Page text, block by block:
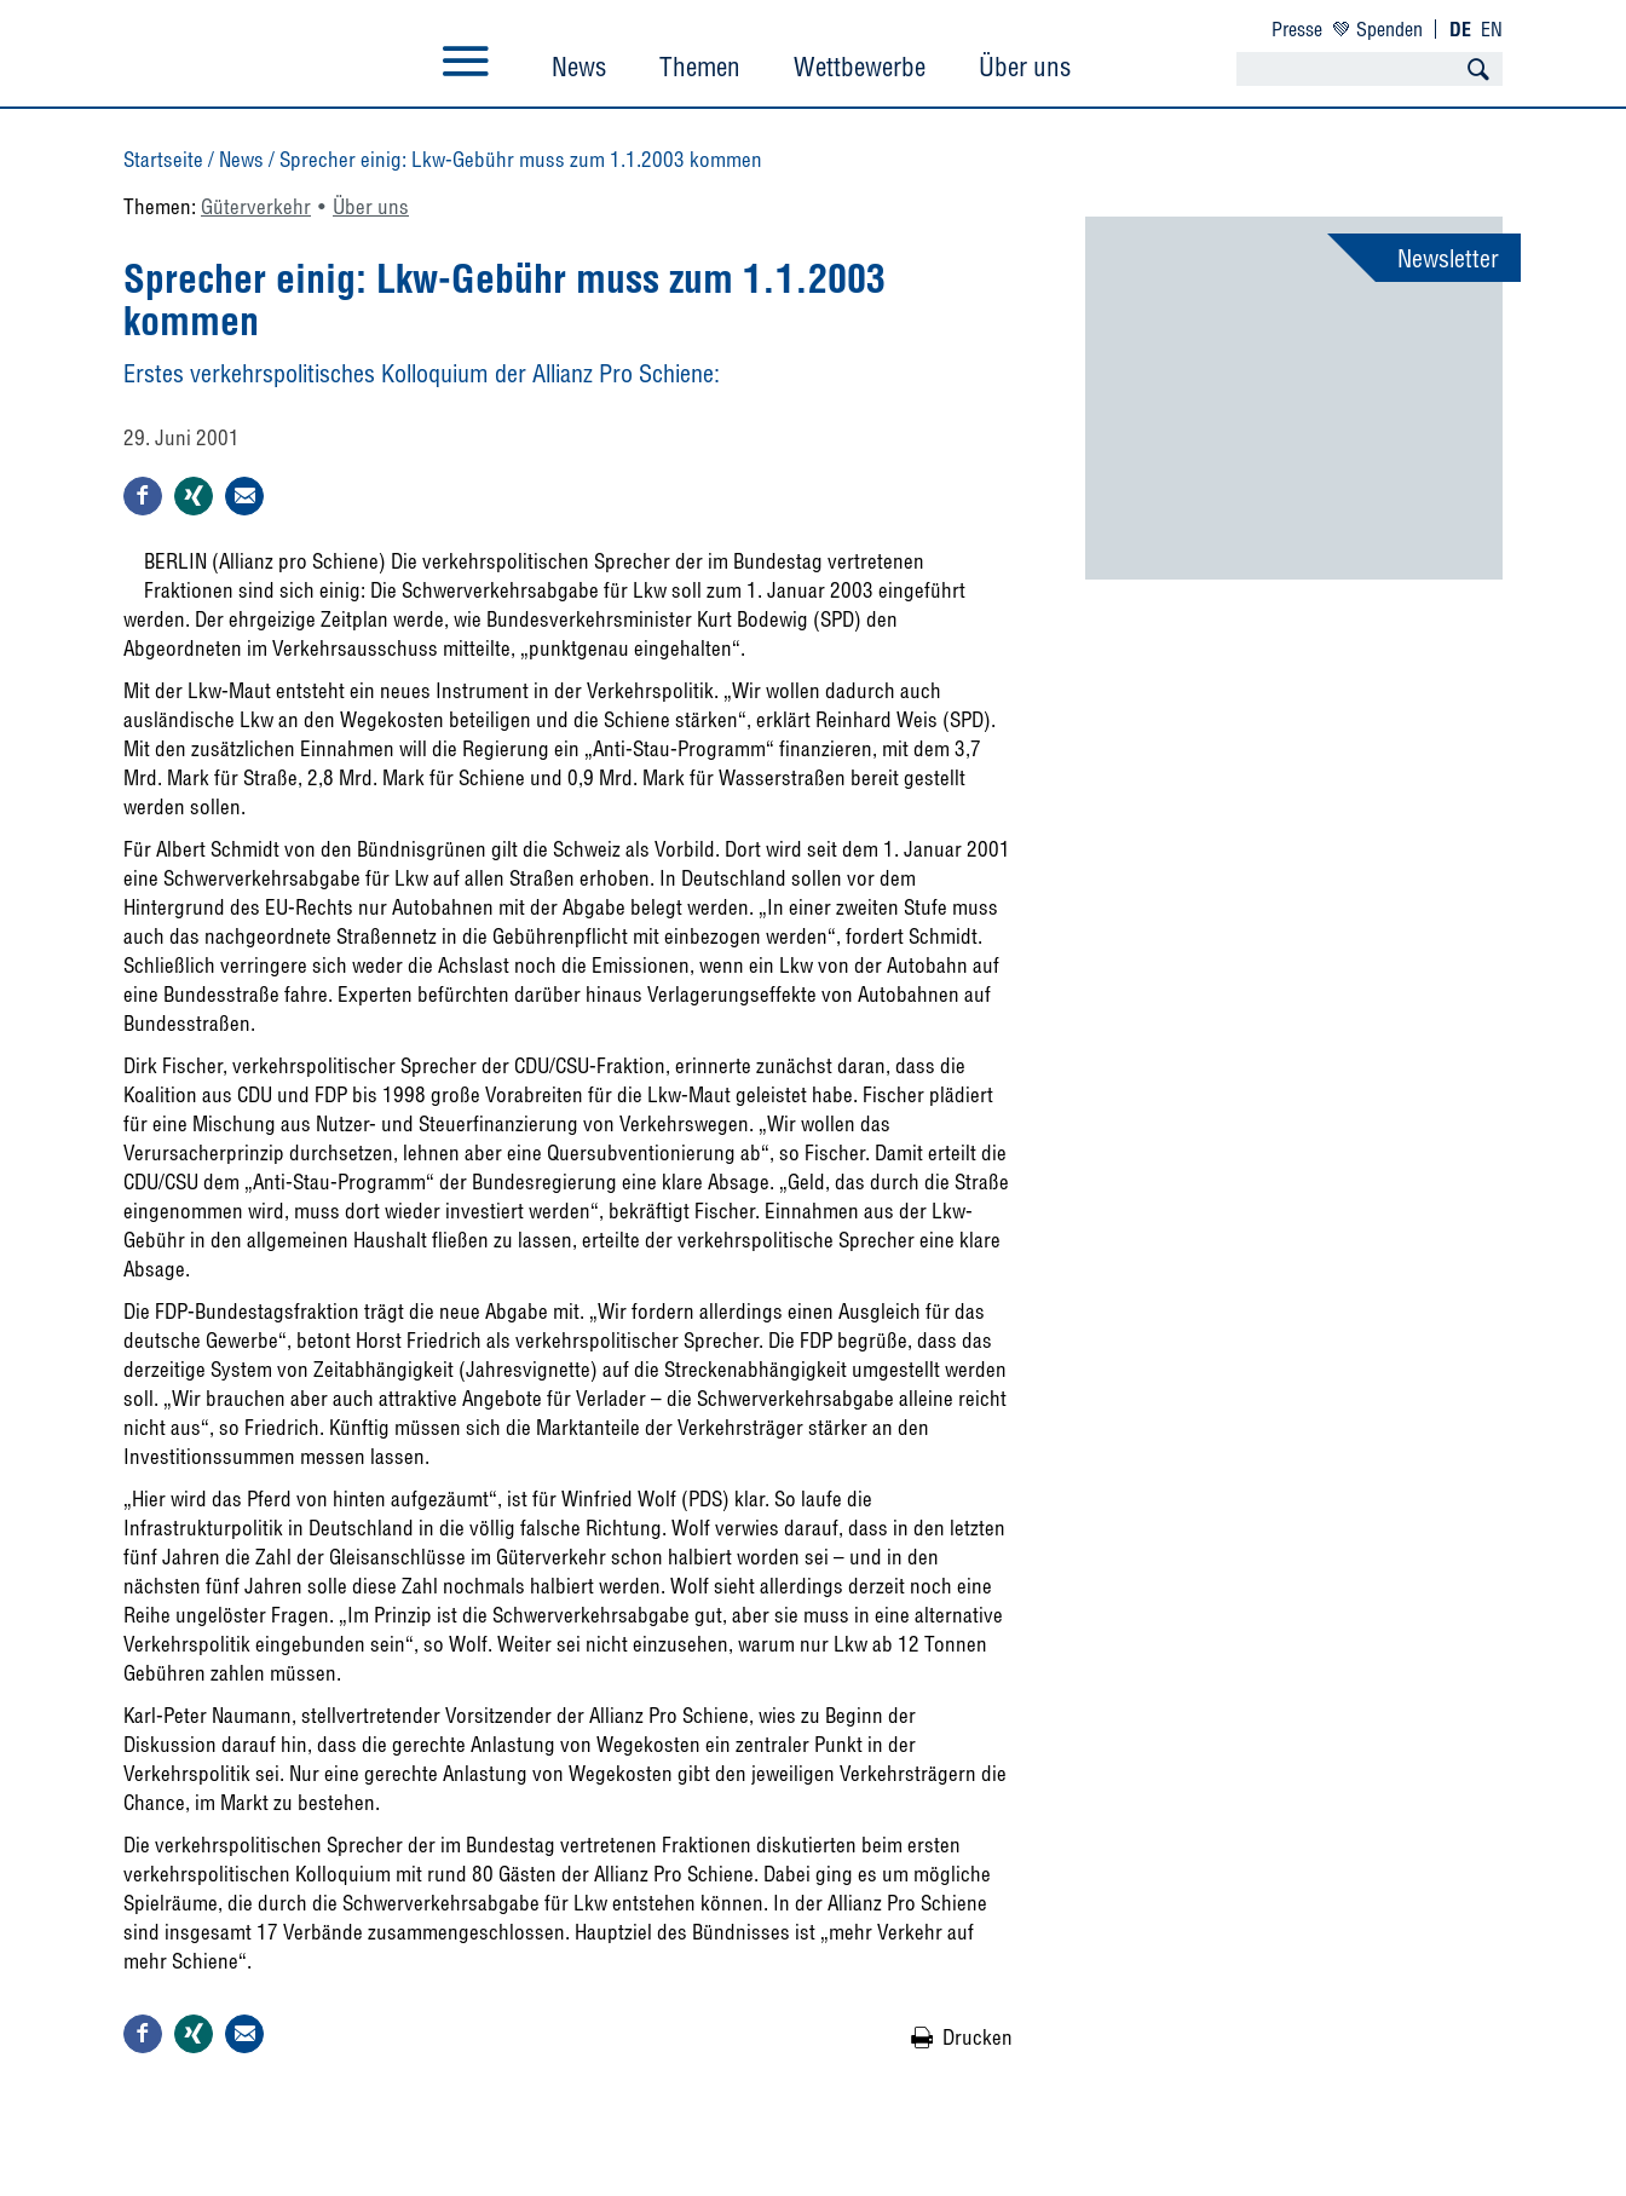
News Themen Wettbewerbe Über uns
Presse 💚 Spenden DE EN
Startseite / News /Sprecher einig: Lkw-Gebühr muss zum 1.1.2003 kommen
Themen: Güterverkehr Über uns
Sprecher einig: Lkw-Gebühr muss zum 1.1.2003
kommen
Erstes verkehrspolitisches Kolloquium der Allianz Pro Schiene:
29. Juni 2001
BERLIN (Allianz pro Schiene) Die verkehrspolitischen Sprecher der im Bundestag vertretenen
Fraktionen sind sich einig: Die Schwerverkehrsabgabe für Lkw soll zum 1. Januar 2003 eingeführt
werden. Der ehrgeizige Zeitplan werde, wie Bundesverkehrsminister Kurt Bodewig (SPD) den
Abgeordneten im Verkehrsausschuss mitteilte, „punktgenau eingehalten“.
Mit der Lkw-Maut entsteht ein neues Instrument in der Verkehrspolitik. „Wir wollen dadurch auch
ausländische Lkw an den Wegekosten beteiligen und die Schiene stärken“, erklärt Reinhard Weis (SPD).
Mit den zusätzlichen Einnahmen will die Regierung ein „Anti-Stau-Programm“ finanzieren, mit dem 3,7
Mrd. Mark für Straße, 2,8 Mrd. Mark für Schiene und 0,9 Mrd. Mark für Wasserstraßen bereit gestellt
werden sollen.
Für Albert Schmidt von den Bündnisgrünen gilt die Schweiz als Vorbild. Dort wird seit dem 1. Januar 2001
eine Schwerverkehrsabgabe für Lkw auf allen Straßen erhoben. In Deutschland sollen vor dem
Hintergrund des EU-Rechts nur Autobahnen mit der Abgabe belegt werden. „In einer zweiten Stufe muss
auch das nachgeordnete Straßennetz in die Gebührenpflicht mit einbezogen werden“, fordert Schmidt.
Schließlich verringere sich weder die Achslast noch die Emissionen, wenn ein Lkw von der Autobahn auf
eine Bundesstraße fahre. Experten befürchten darüber hinaus Verlagerungseffekte von Autobahnen auf
Bundesstraßen.
Dirk Fischer, verkehrspolitischer Sprecher der CDU/CSU-Fraktion, erinnerte zunächst daran, dass die
Koalition aus CDU und FDP bis 1998 große Vorabreiten für die Lkw-Maut geleistet habe. Fischer plädiert
für eine Mischung aus Nutzer- und Steuerfinanzierung von Verkehrswegen. „Wir wollen das
Verursacherprinzip durchsetzen, lehnen aber eine Quersubventionierung ab“, so Fischer. Damit erteilt die
CDU/CSU dem „Anti-Stau-Programm“ der Bundesregierung eine klare Absage. „Geld, das durch die Straße
eingenommen wird, muss dort wieder investiert werden“, bekräftigt Fischer. Einnahmen aus der Lkw-
Gebühr in den allgemeinen Haushalt fließen zu lassen, erteilte der verkehrspolitische Sprecher eine klare
Absage.
Die FDP-Bundestagsfraktion trägt die neue Abgabe mit. „Wir fordern allerdings einen Ausgleich für das
deutsche Gewerbe“, betont Horst Friedrich als verkehrspolitischer Sprecher. Die FDP begrüße, dass das
derzeitige System von Zeitabhängigkeit (Jahresvignette) auf die Streckenabhängigkeit umgestellt werden
soll. „Wir brauchen aber auch attraktive Angebote für Verlader – die Schwerverkehrsabgabe alleine reicht
nicht aus“, so Friedrich. Künftig müssen sich die Marktanteile der Verkehrsträger stärker an den
Investitionssummen messen lassen.
„Hier wird das Pferd von hinten aufgezäumt“, ist für Winfried Wolf (PDS) klar. So laufe die
Infrastrukturpolitik in Deutschland in die völlig falsche Richtung. Wolf verwies darauf, dass in den letzten
fünf Jahren die Zahl der Gleisanschlüsse im Güterverkehr schon halbiert worden sei – und in den
nächsten fünf Jahren solle diese Zahl nochmals halbiert werden. Wolf sieht allerdings derzeit noch eine
Reihe ungelöster Fragen. „Im Prinzip ist die Schwerverkehrsabgabe gut, aber sie muss in eine alternative
Verkehrspolitik eingebunden sein“, so Wolf. Weiter sei nicht einzusehen, warum nur Lkw ab 12 Tonnen
Gebühren zahlen müssen.
Karl-Peter Naumann, stellvertretender Vorsitzender der Allianz Pro Schiene, wies zu Beginn der
Diskussion darauf hin, dass die gerechte Anlastung von Wegekosten ein zentraler Punkt in der
Verkehrspolitik sei. Nur eine gerechte Anlastung von Wegekosten gibt den jeweiligen Verkehrsträgern die
Chance, im Markt zu bestehen.
Die verkehrspolitischen Sprecher der im Bundestag vertretenen Fraktionen diskutierten beim ersten
verkehrspolitischen Kolloquium mit rund 80 Gästen der Allianz Pro Schiene. Dabei ging es um mögliche
Spielräume, die durch die Schwerverkehrsabgabe für Lkw entstehen können. In der Allianz Pro Schiene
sind insgesamt 17 Verbände zusammengeschlossen. Hauptziel des Bündnisses ist „mehr Verkehr auf
mehr Schiene“.
Drucken
Newsletter